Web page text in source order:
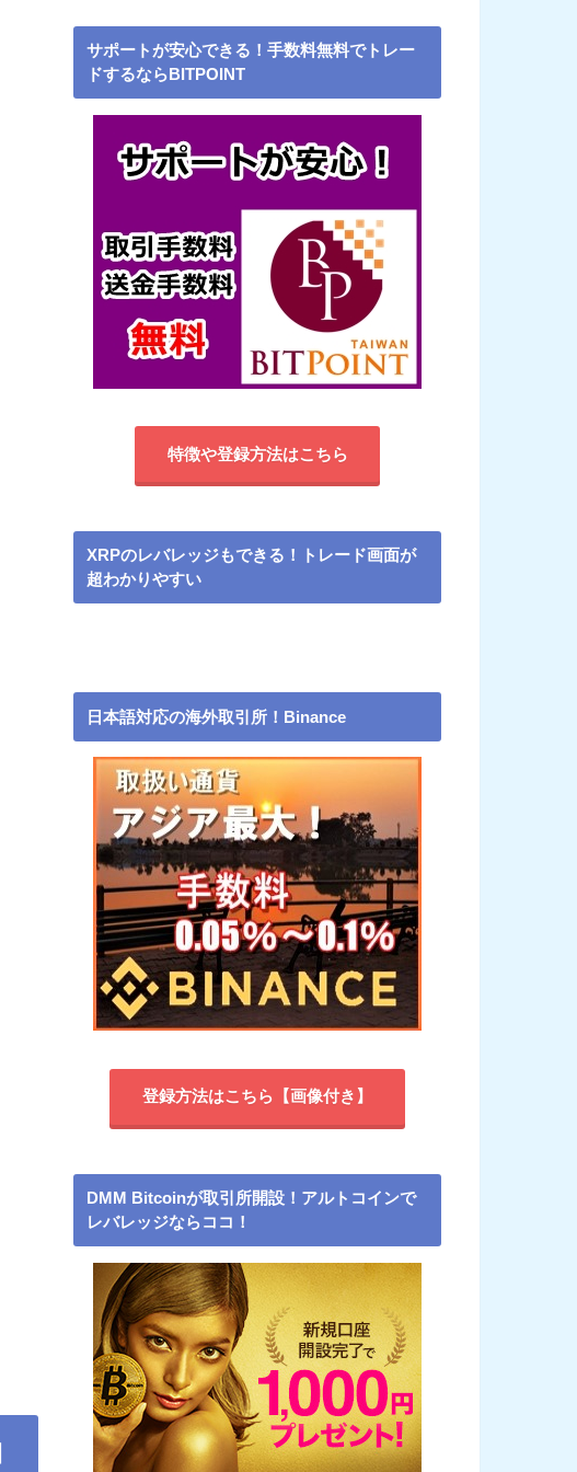
サポートが安心できる！手数料無料でトレー
ドするならBITPOINT
特徴や登録方法はこちら
XRPのレバレッジもできる！トレード画面が
超わかりやすい
日本語対応の海外取引所！Binance
登録方法はこちら【画像付き】
DMM Bitcoinが取引所開設！アルトコインで
レバレッジならココ！